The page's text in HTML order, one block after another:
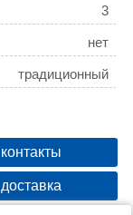
3
нет
традиционный
контакты
доставка